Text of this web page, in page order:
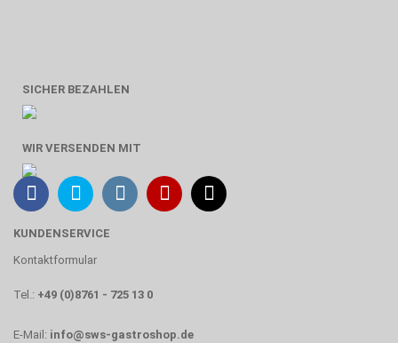
SICHER BEZAHLEN
WIR VERSENDEN MIT
KUNDENSERVICE
Kontaktformular
Tel.: +49 (0)8761 - 725 13 0
E-Mail: info@sws-gastroshop.de